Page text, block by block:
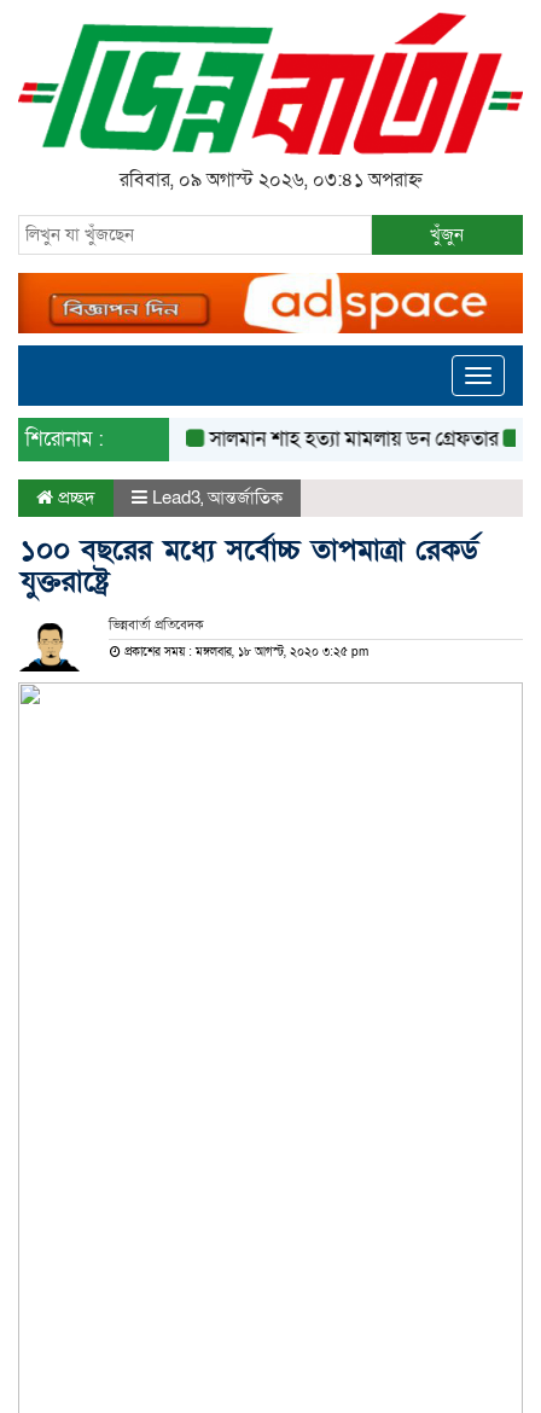
রবিবার, ০৯ অগাস্ট ২০২৬, ০৩:৪১ অপরাহ্ন
খুঁজুন
Toggle
শিরোনাম : সালমান শাহ হত্যা মামলায় ডন গ্রেফতার হামে
প্রচ্ছদ Lead3,আন্তর্জাতিক
১০০ বছরের মধ্যে সর্বোচ্চ তাপমাত্রা রেকর্ড
যুক্তরাষ্ট্রে
ভিন্নবার্তা প্রতিবেদক
প্রকাশের সময় : মঙ্গলবার, ১৮ আগস্ট, ২০২০ ৩:২৫ pm